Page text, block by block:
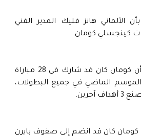
الألماني هانز فليك المدير الفني
كينجسلي كومان.
وألمح فابريزيو رومانو أن كومان كان قد شارك في 28 مباراة
الموسم الماضي في جميع البطولات،
كومان كان قد انضم إلى صفوف بايرن